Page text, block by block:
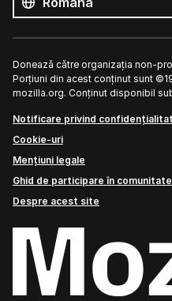
Donează către organizația non-
Porțiuni din acest conținut sunt
mozilla.org. Conținut disponibil
Notificare privind
Cookie-uri
Mențiuni legale
Ghid de participare în comunitate
Despre acest site